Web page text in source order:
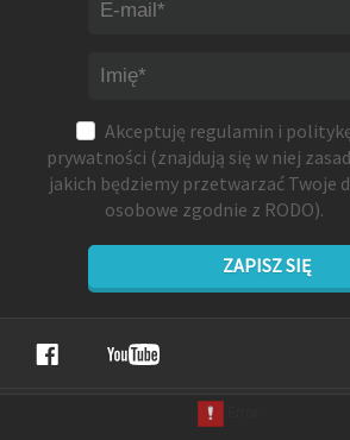
Akceptuję regulamin i
prywatności (znajdują się w niej
jakich będziemy przetwarzać Twoje
osobowe zgodnie z RODO).
ZAPISZ SIĘ